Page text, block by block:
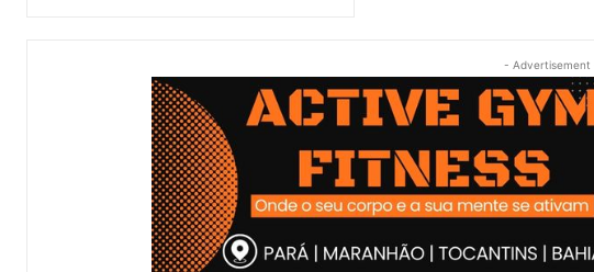
- Advertisement